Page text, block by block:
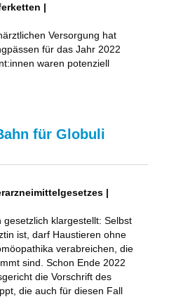
|
Versorgung hat
für das Jahr 2022
waren potenziell
für Globuli
|
klargestellt: Selbst
ist, darf Haustieren ohne
verabreichen, die
sind. Schon Ende 2022
die Vorschrift des
die auch für diesen Fall